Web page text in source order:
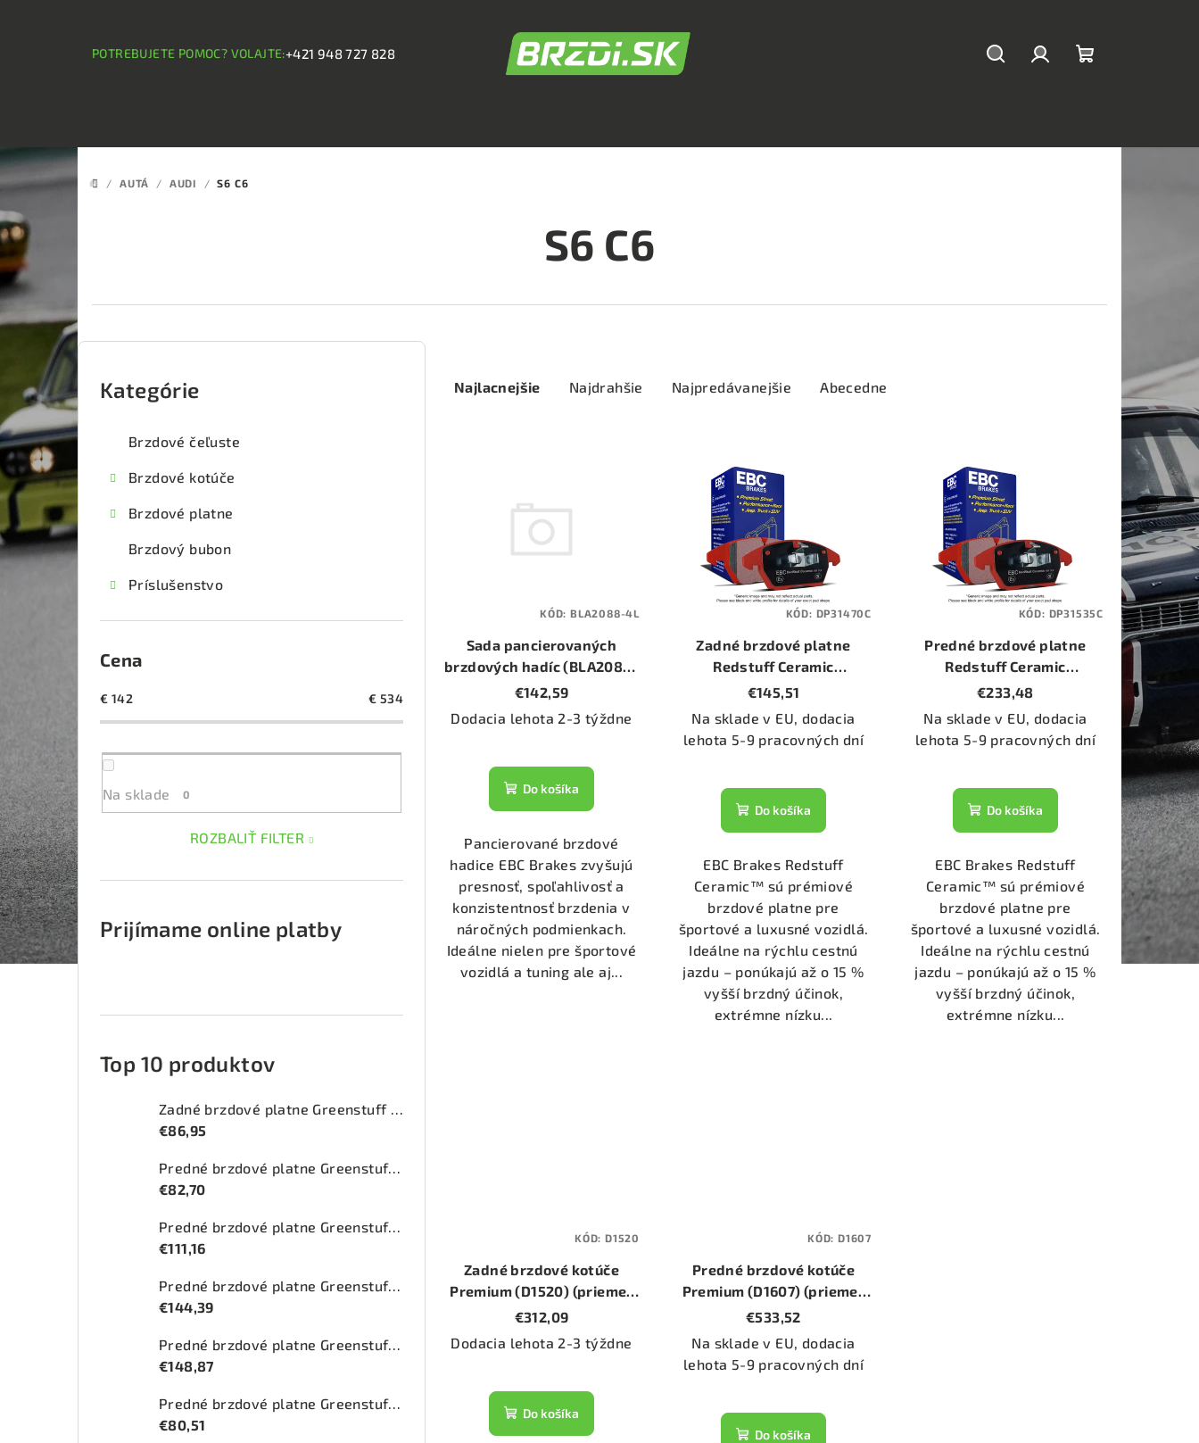
POTREBUJETE POMOC? VOLAJTE:+421 948 727 828
DOMOV
/ AUTÁ / AUDI / S6 C6
S6 C6
B
o
č
ý
p
a
Preskočiť
kategórie
Kategórie
Brzdové čeľuste
Brzdové kotúče
Brzdové platne
Brzdový bubon
Príslušenstvo
Cena
€ 142 € 534
Na sklade 0
ROZBALIŤ FILTER
Prijímame online platby
Top 10 produktov
Zadné brzdové platne Greenstuff 2000 (DP21518)
€86,95
Predné brzdové platne Greenstuff 2000 (DP22050)
€82,70
Predné brzdové platne Greenstuff 2000 (DP21555)
€111,16
Predné brzdové platne Greenstuff 2000 (DP23070)
€144,39
Predné brzdové platne Greenstuff 2000 (DP22286)
€148,87
Predné brzdové platne Greenstuff 2000 (DP21476)
€80,51
a
o
v
Najlacnejšie Najdrahšie Najpredávanejšie Abecedne
r
o
o
v
Sada pancierovaných
brzdových hadíc (BLA2088-
4L)
€142,59
Dodacia lehota 2-3 týždne
Do košíka
Pancierované brzdové
hadice EBC Brakes zvyšujú
presnosť, spoľahlivosť a
konzistentnosť brzdenia v
náročných podmienkach.
Ideálne nielen pre športové
vozidlá a tuning ale aj...
KÓD: BLA2088-4L
Zadné brzdové platne
Redstuff Ceramic
(DP31470C)
€145,51
Na sklade v EU, dodacia
lehota 5-9 pracovných dní
Do košíka
EBC Brakes Redstuff
Ceramic™ sú prémiové
brzdové platne pre
športové a luxusné vozidlá.
Ideálne na rýchlu cestnú
jazdu – ponúkajú až o 15 %
vyšší brzdný účinok,
extrémne nízku...
KÓD: DP31470C
Predné brzdové platne
Redstuff Ceramic
(DP31535C)
€233,48
Na sklade v EU, dodacia
lehota 5-9 pracovných dní
Do košíka
EBC Brakes Redstuff
Ceramic™ sú prémiové
brzdové platne pre
športové a luxusné vozidlá.
Ideálne na rýchlu cestnú
jazdu – ponúkajú až o 15 %
vyšší brzdný účinok,
extrémne nízku...
KÓD: DP31535C
Zadné brzdové kotúče
Premium (D1520) (priemer
330mm)
€312,09
Dodacia lehota 2-3 týždne
Do košíka
KÓD: D1520
Predné brzdové kotúče
Premium (D1607) (priemer
385mm)
€533,52
Na sklade v EU, dodacia
lehota 5-9 pracovných dní
Do košíka
KÓD: D1607